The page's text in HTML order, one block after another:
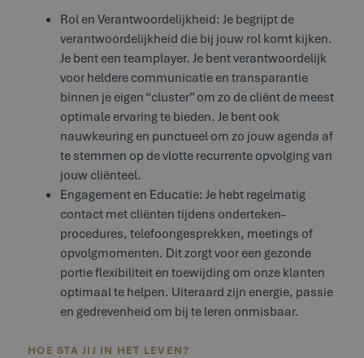
Rol en Verantwoordelijkheid: Je begrijpt de
verantwoordelijkheid die bij jouw rol komt kijken.
Je bent een teamplayer. Je bent verantwoordelijk
voor heldere communicatie en transparantie
binnen je eigen “cluster” om zo de cliënt de meest
optimale ervaring te bieden. Je bent ook
nauwkeuring en punctueel om zo jouw agenda af
te stemmen op de vlotte recurrente opvolging van
jouw cliënteel.
Engagement en Educatie: Je hebt regelmatig
contact met cliënten tijdens onderteken-
procedures, telefoongesprekken, meetings of
opvolgmomenten. Dit zorgt voor een gezonde
portie flexibiliteit en toewijding om onze klanten
optimaal te helpen. Uiteraard zijn energie, passie
en gedrevenheid om bij te leren onmisbaar.
HOE STA JIJ IN HET LEVEN?